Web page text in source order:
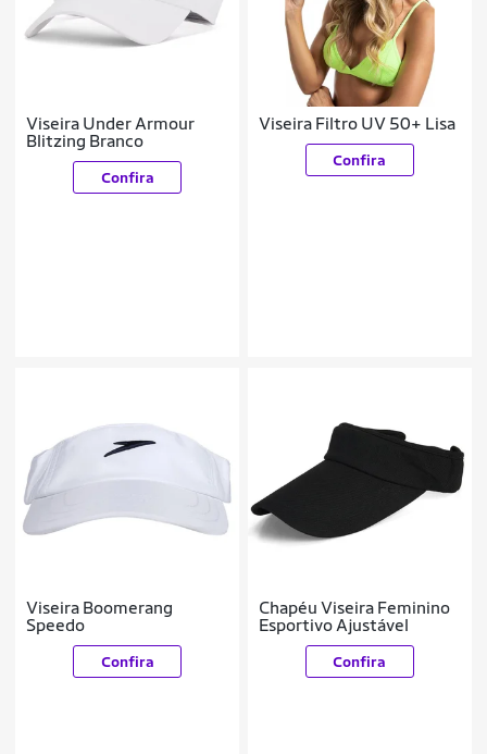
Viseira Under Armour
Blitzing Branco
Confira
Viseira Filtro UV 50+ Lisa
Confira
Viseira Boomerang
Speedo
Confira
Chapéu Viseira Feminino
Esportivo Ajustável
Confira